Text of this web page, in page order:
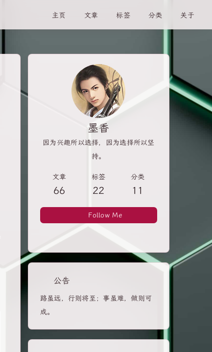
主页 文章 标签 分类 关于
墨香
因为兴趣所以选择，因为选择所以坚
持。
文章
66
标签
22
分类
11
Follow Me
公告
路虽远，行则将至；事虽难，做则可
成。